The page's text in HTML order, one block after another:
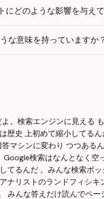
にどのような影響を与え
な意味を持っていますか
。検索エンジンに見える
史 上初めて縮小してる
マシンに変わり つつある
検索はなんとなく
るんだ 。みんな検索ボ
リストのランドフィシ
んな答えだけ読んでペ